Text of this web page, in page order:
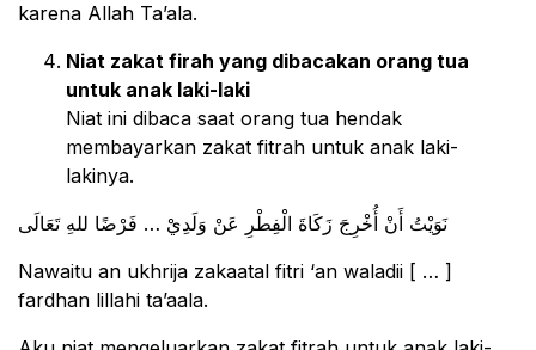
karena Allah Ta’ala.
Niat zakat firah yang dibacakan orang tua
untuk anak laki-laki
Niat ini dibaca saat orang tua hendak
membayarkan zakat fitrah untuk anak laki-
lakinya.
ﻧَﻮَﻳْﺖُ ﺃَﻥْ ﺃُﺧْﺮِﺝَ ﺯَﻛَﺎﺓَ ﺍﻟْﻔِﻄْﺮِ ﻋَﻦْ ﻭَﻟَﺪِﻱْ … ﻓَﺮْﺿًﺎ ﻟﻠﻪِ ﺗَﻌَﺎﻟَﻰ
Nawaitu an ukhrija zakaatal fitri ‘an waladii [ … ]
fardhan lillahi ta’aala.